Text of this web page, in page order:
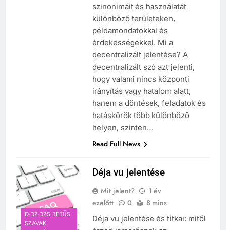
szinonimáit és használatát
különböző területeken,
példamondatokkal és
érdekességekkel. Mi a
decentralizált jelentése? A
decentralizált szó azt jelenti,
hogy valami nincs központi
irányítás vagy hatalom alatt,
hanem a döntések, feladatok és
hatáskörök több különböző
helyen, szinten…
Read Full News
D-DZ-DZS BETŰS
SZAVAK
Déja vu jelentése
Mit jelent?
1 év
ezelőtt
0 8 mins
Déja vu jelentése és titkai: mitől